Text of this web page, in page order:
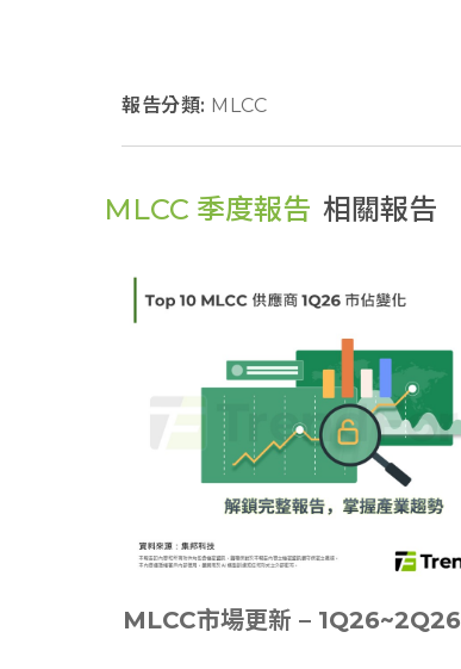
報告分類: MLCC
MLCC 季度報告 相關報告
MLCC市場更新 – 1Q26~2Q26